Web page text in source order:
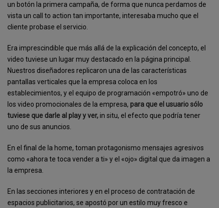
un botón la primera campaña, de forma que nunca perdamos de
vista un call to action tan importante, interesaba mucho que el
cliente probase el servicio.
Era imprescindible que más allá de la explicación del concepto, el
video tuviese un lugar muy destacado en la página principal.
Nuestros diseñadores replicaron una de las características
pantallas verticales que la empresa coloca en los
establecimientos, y el equipo de programación «empotró» uno de
los video promocionales de la empresa, para que el usuario sólo
tuviese que darle al play y ver,in situ, el efecto que podría tener
uno de sus anuncios.
En el final de la home, toman protagonismo mensajes agresivos
como «ahora te toca vender a ti» y el «ojo» digital que da imagen a
la empresa.
En las secciones interiores y en el proceso de contratación de
espacios publicitarios, se apostó por un estilo muy fresco e